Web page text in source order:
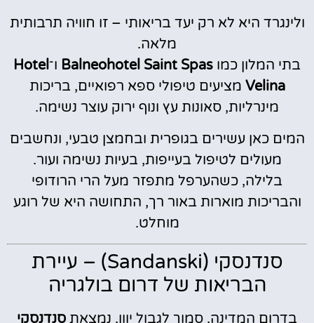
ולינגרד היא לא רק יעד בריאותי – זו חוויה תרבותית
מלאה.
בתי המלון כמו Balneohotel Saint Spas ו־Hotel
Velina מציעים טיפולי ספא רפואיים, בריכות
מינרליות, סאונות עץ ונוף ירוק עוצר נשימה.
המים כאן עשירים בגופרית ובחמצן טבעי, ונחשבים
מעולים לטיפול בעייפות, בעיות נשימה ועור.
בלילה, כשהערפל מתפזר מעל הרי הרודופי
והבריכות מוארות באור רך, התחושה היא של רוגע
מוחלט.
סנדנסקי (Sandanski) – עיירת
הבריאות של דרום בולגריה
בדרום המדינה, סמוך לגבול יוון, נמצאת סנדנסקי